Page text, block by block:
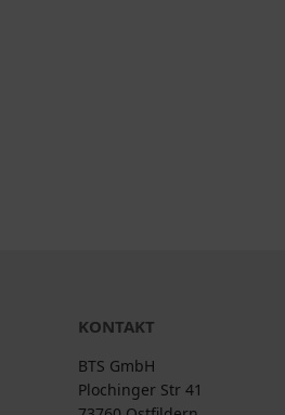
KONTAKT
BTS GmbH
Plochinger Str 41